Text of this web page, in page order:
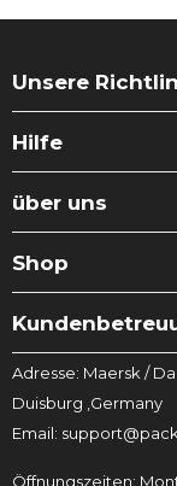
Unsere
Hilfe
über uns
Shop
Adresse: Maersk /
Duisburg ,Germany
Email:
Öffnungszeiten: